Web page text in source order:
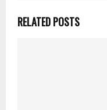
RELATED POSTS